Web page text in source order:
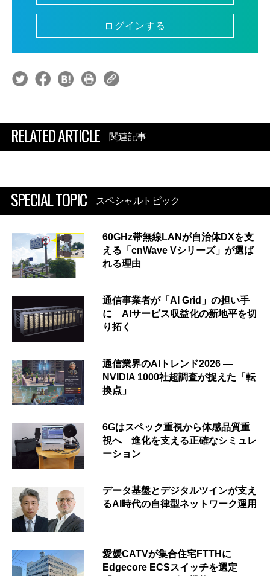
ログインする
RELATED ARTICLE 関連記事
SPECIAL TOPIC スペシャルトピック
60GHz帯無線LANが自治体DXを支
える「cnWave Vシリーズ」が選ば
れる理由
通信事業者が「AI Grid」の担い手
に AIサービス収益化の新地平を切
り拓く
通信業界のAIトレンド2026 ―
NVIDIA 1000社超調査が捉えた「転
換点」
6Gはスペック重視から体感品質重
視へ 進化を支える正確なシミュレ
ーション
データ基盤とデジタルツインが支え
るAI時代の自律型ネットワーク運用
愛媛CATVが集合住宅FTTHに
Edgecore ECSスイッチを選定